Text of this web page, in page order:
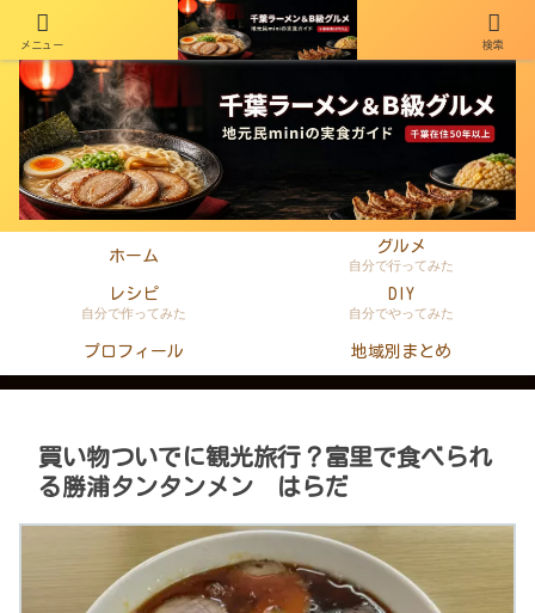
千葉在住50年以上のminiがラーメン・町中華・B級グルメを本音レビュー
ホーム
グルメ
自分で行ってみた
レシピ
自分で作ってみた
DIY
自分でやってみた
プロフィール 地域別まとめ
買い物ついでに観光旅行？富里で食べられ
る勝浦タンタンメン はらだ
メニュー 検索